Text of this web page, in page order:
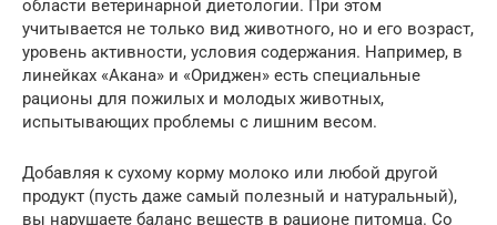
области ветеринарной диетологии. При этом
учитывается не только вид животного, но и его возраст,
уровень активности, условия содержания. Например, в
линейках «Акана» и «Ориджен» есть специальные
рационы для пожилых и молодых животных,
испытывающих проблемы с лишним весом.
Добавляя к сухому корму молоко или любой другой
продукт (пусть даже самый полезный и натуральный),
вы нарушаете баланс веществ в рационе питомца. Со